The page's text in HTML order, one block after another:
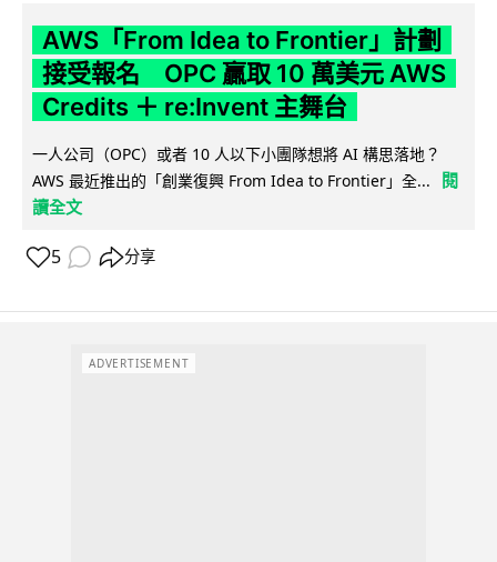
AWS「From Idea to Frontier」計劃
接受報名 OPC 贏取 10 萬美元 AWS
Credits ＋ re:Invent 主舞台
一人公司（OPC）或者 10 人以下小團隊想將 AI 構思落地？
AWS 最近推出的「創業復興 From Idea to Frontier」全...
閱
讀全文
5 分享
ADVERTISEMENT